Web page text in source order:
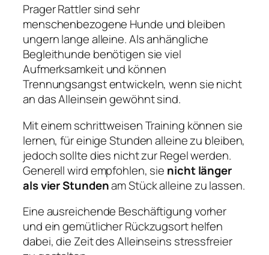
Prager Rattler sind sehr
menschenbezogene Hunde und bleiben
ungern lange alleine. Als anhängliche
Begleithunde benötigen sie viel
Aufmerksamkeit und können
Trennungsangst entwickeln, wenn sie nicht
an das Alleinsein gewöhnt sind.
Mit einem schrittweisen Training können sie
lernen, für einige Stunden alleine zu bleiben,
jedoch sollte dies nicht zur Regel werden.
Generell wird empfohlen, sie nicht länger
als vier Stundenam Stück alleine zu lassen.
Eine ausreichende Beschäftigung vorher
und ein gemütlicher Rückzugsort helfen
dabei, die Zeit des Alleinseins stressfreier